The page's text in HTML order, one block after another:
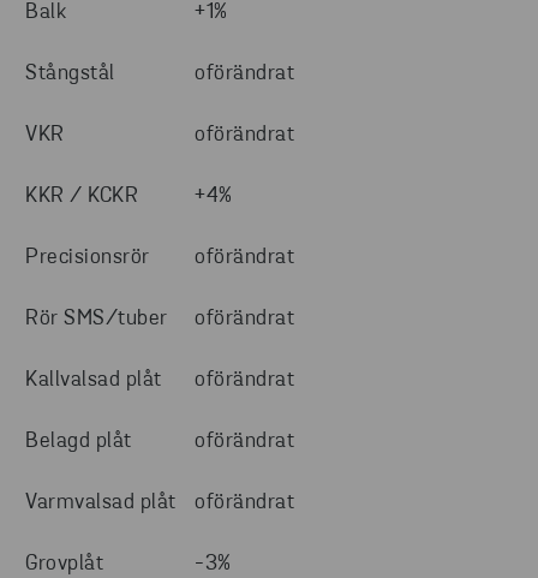
Balk +1%
Stångstål oförändrat
VKR oförändrat
KKR / KCKR +4%
Precisionsrör oförändrat
Rör SMS/tuber oförändrat
Kallvalsad plåt oförändrat
Belagd plåt oförändrat
Varmvalsad plåt oförändrat
Grovplåt -3%